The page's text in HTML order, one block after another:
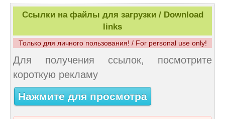
Ссылки на файлы для загрузки / Download
links
Только для личного пользования! / For personal use only!
Для получения ссылок, посмотрите
короткую рекламу
Нажмите для просмотра